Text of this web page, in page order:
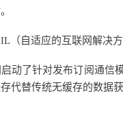
（自适应的互联网解决
动了针对发布订阅通信
代替传统无缓存的数据获